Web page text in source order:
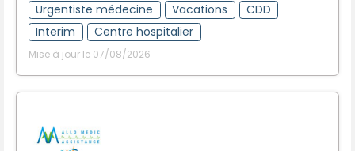
Urgentiste médecine Vacations
CDD
Interim
Centre hospitalier
Mise à jour le 07/08/2026